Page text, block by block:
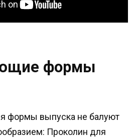
формы
формы выпуска не балуют
Проколин для